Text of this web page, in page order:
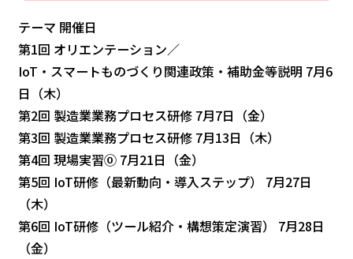
テーマ 開催日
第1回 オリエンテーション／
IoT・スマートものづくり関連政策・補助金等説明 7月6
日（木）
第2回 製造業業務プロセス研修 7月7日（金）
第3回 製造業業務プロセス研修 7月13日（木）
第4回 現場実習⓪ 7月21日（金）
第5回 IoT研修（最新動向・導入ステップ） 7月27日
（木）
第6回 IoT研修（ツール紹介・構想策定演習） 7月28日
（金）